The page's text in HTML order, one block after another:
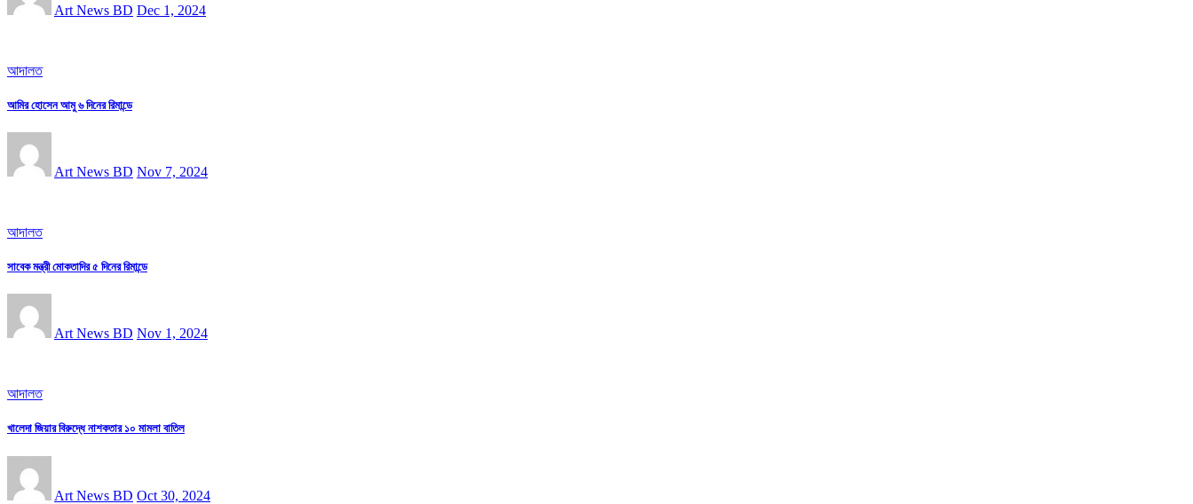
Art News BD Dec 1, 2024
আদালত
আমির হোসেন আমু ৬ দিনের রিমান্ডে
Art News BD Nov 7, 2024
আদালত
সাবেক মন্ত্রী মোকতাদির ৫ দিনের রিমান্ডে
Art News BD Nov 1, 2024
আদালত
খালেদা জিয়ার বিরুদ্ধে নাশকতার ১০ মামলা বাতিল
Art News BD Oct 30, 2024